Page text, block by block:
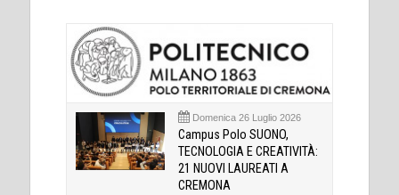
Domenica 26 Luglio 2026
Campus Polo SUONO,
TECNOLOGIA E CREATIVITÀ:
21 NUOVI LAUREATI A
CREMONA